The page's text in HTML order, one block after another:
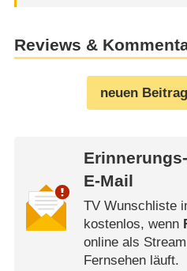
Reviews &
neuen
E-Mail
TV Wunschliste
kostenlos, wenn
online als
Fernsehen läuft.